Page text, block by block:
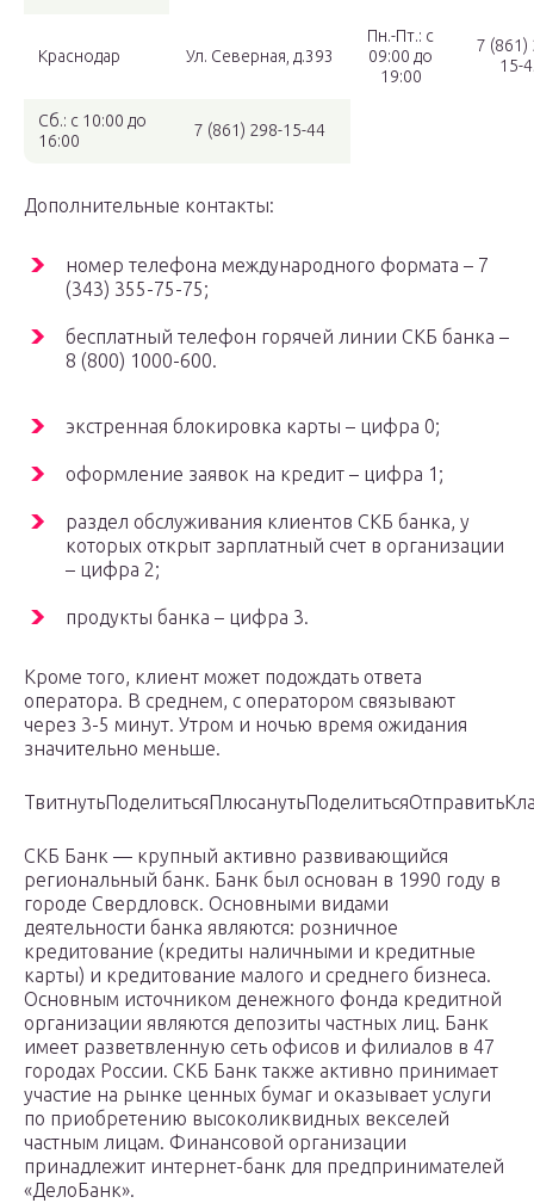
Краснодар Ул. Северная, д.393
Пн.-Пт.: с
09:00 до
19:00
7 (861)
15-
Сб.: с 10:00 до
16:00
7 (861) 298-15-44
Дополнительные контакты:
номер телефона международного формата – 7
(343) 355-75-75;
бесплатный телефон горячей линии СКБ банка –
8 (800) 1000-600.
экстренная блокировка карты – цифра 0;
оформление заявок на кредит – цифра 1;
раздел обслуживания клиентов СКБ банка, у
которых открыт зарплатный счет в организации
– цифра 2;
продукты банка – цифра 3.
Кроме того, клиент может подождать ответа
оператора. В среднем, с оператором связывают
через 3-5 минут. Утром и ночью время ожидания
значительно меньше.
СКБ Банк — крупный активно развивающийся
региональный банк. Банк был основан в 1990 году в
городе Свердловск. Основными видами
деятельности банка являются: розничное
кредитование (кредиты наличными и кредитные
карты) и кредитование малого и среднего бизнеса.
Основным источником денежного фонда кредитной
организации являются депозиты частных лиц. Банк
имеет разветвленную сеть офисов и филиалов в 47
городах России. СКБ Банк также активно принимает
участие на рынке ценных бумаг и оказывает услуги
по приобретению высоколиквидных векселей
частным лицам. Финансовой организации
принадлежит интернет-банк для предпринимателей
«ДелоБанк».